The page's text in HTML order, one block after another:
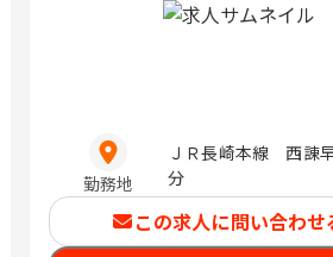
勤務地
ＪＲ長崎本線 西
分
この求人に問い合わせ